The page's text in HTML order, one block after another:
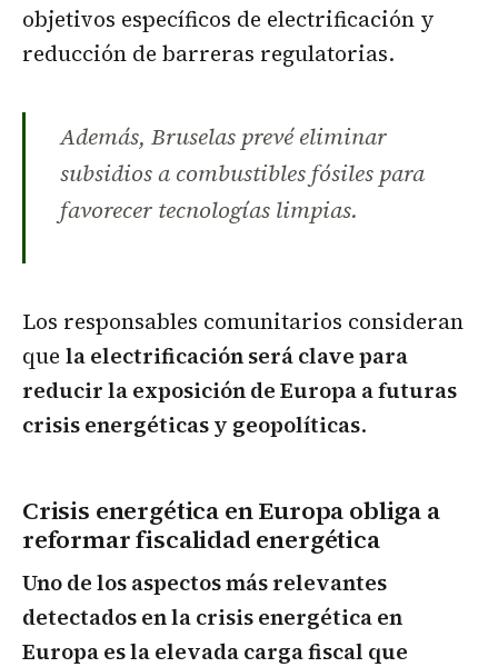
objetivos específicos de electrificación y
reducción de barreras regulatorias.
Además, Bruselas prevé eliminar
subsidios a combustibles fósiles para
favorecer tecnologías limpias.
Los responsables comunitarios consideran
que la electrificación será clave para
reducir la exposición de Europa a futuras
crisis energéticas y geopolíticas.
Crisis energética en Europa obliga a
reformar fiscalidad energética
Uno de los aspectos más relevantes
detectados en la crisis energética en
Europa es la elevada carga fiscal que